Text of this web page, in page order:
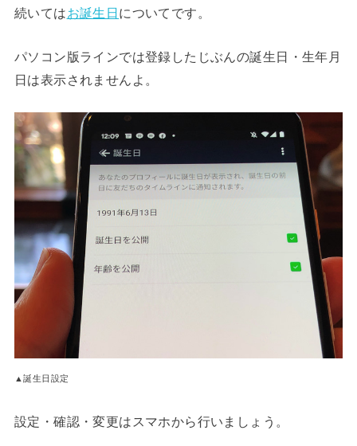
続いては お誕生日についてです。
パソコン版ラインでは登録したじぶんの誕生日・生年月
日は表示されませんよ。
▲誕生日設定
設定・確認・変更はスマホから行いましょう。